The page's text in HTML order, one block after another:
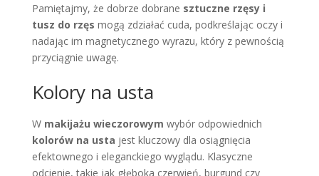
Pamiętajmy, że dobrze dobrane sztuczne rzęsy i
tusz do rzęs mogą zdziałać cuda, podkreślając oczy i
nadając im magnetycznego wyrazu, który z pewnością
przyciągnie uwagę.
Kolory na usta
W makijażu wieczorowym wybór odpowiednich
kolorów na usta jest kluczowy dla osiągnięcia
efektownego i eleganckiego wyglądu. Klasyczne
odcienie, takie jak głęboka czerwień, burgund czy